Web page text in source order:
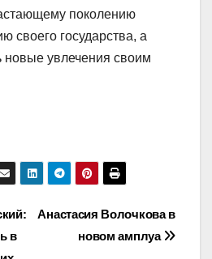
поколению
своего государства, а
новые увлечения своим
Анастасия Волочкова в
новом амплуа
в